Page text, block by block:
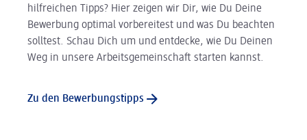
hilfreichen Tipps? Hier zeigen wir Dir, wie Du Deine
Bewerbung optimal vorbereitest und was Du beachten
solltest. Schau Dich um und entdecke, wie Du Deinen
Weg in unsere Arbeitsgemeinschaft starten kannst.
Zu den Bewerbungstipps